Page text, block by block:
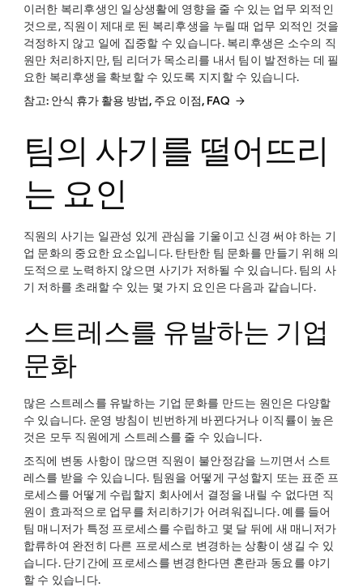
이러한 복리후생인 일상생활에 영향을 줄 수 있는 업무 외적인
것으로, 직원이 제대로 된 복리후생을 누릴 때 업무 외적인 것을
걱정하지 않고 일에 집중할 수 있습니다. 복리후생은 소수의 직
원만 처리하지만, 팀 리더가 목소리를 내서 팀이 발전하는 데 필
요한 복리후생을 확보할 수 있도록 지지할 수 있습니다.
참고: 안식 휴가 활용 방법, 주요 이점, FAQ
팀의 사기를 떨어뜨리
는 요인
직원의 사기는 일관성 있게 관심을 기울이고 신경 써야 하는 기
업 문화의 중요한 요소입니다. 탄탄한 팀 문화를 만들기 위해 의
도적으로 노력하지 않으면 사기가 저하될 수 있습니다. 팀의 사
기 저하를 초래할 수 있는 몇 가지 요인은 다음과 같습니다.
스트레스를 유발하는 기업
문화
많은 스트레스를 유발하는 기업 문화를 만드는 원인은 다양할
수 있습니다. 운영 방침이 빈번하게 바뀐다거나 이직률이 높은
것은 모두 직원에게 스트레스를 줄 수 있습니다.
조직에 변동 사항이 많으면 직원이 불안정감을 느끼면서 스트
레스를 받을 수 있습니다. 팀원을 어떻게 구성할지 또는 표준 프
로세스를 어떻게 수립할지 회사에서 결정을 내릴 수 없다면 직
원이 효과적으로 업무를 처리하기가 어려워집니다. 예를 들어
팀 매니저가 특정 프로세스를 수립하고 몇 달 뒤에 새 매니저가
합류하여 완전히 다른 프로세스로 변경하는 상황이 생길 수 있
습니다. 단기간에 프로세스를 변경한다면 혼란과 동요를 야기
할 수 있습니다.